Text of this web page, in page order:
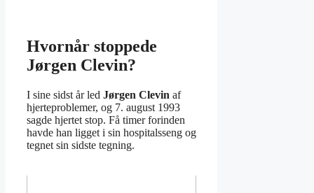
Hvornår stoppede
Jørgen Clevin?
I sine sidst år led Jørgen Clevin af
hjerteproblemer, og 7. august 1993
sagde hjertet stop. Få timer forinden
havde han ligget i sin hospitalsseng og
tegnet sin sidste tegning.